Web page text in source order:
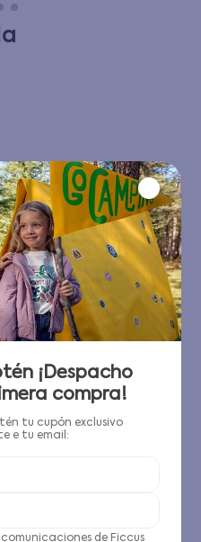
4 8
de tallas
¡Despacho
compra!
tu cupón exclusivo
e tu email:
de Ficcus